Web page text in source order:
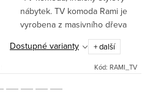
nábytek. TV komoda Rami je
vyrobena z masivního dřeva
palisandru.
Dostupné varianty + další
Kód: RAMI_TV